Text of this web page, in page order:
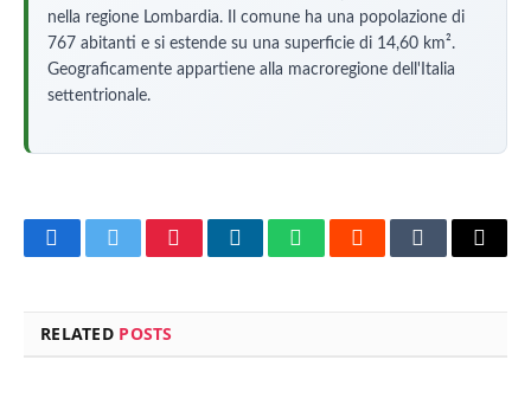
nella regione Lombardia. Il comune ha una popolazione di
767 abitanti e si estende su una superficie di 14,60 km².
Geograficamente appartiene alla macroregione dell'Italia
settentrionale.
FacebookTwitterPinterestLinkedInWhatsAppRedditTumblrEmail
RELATED POSTS